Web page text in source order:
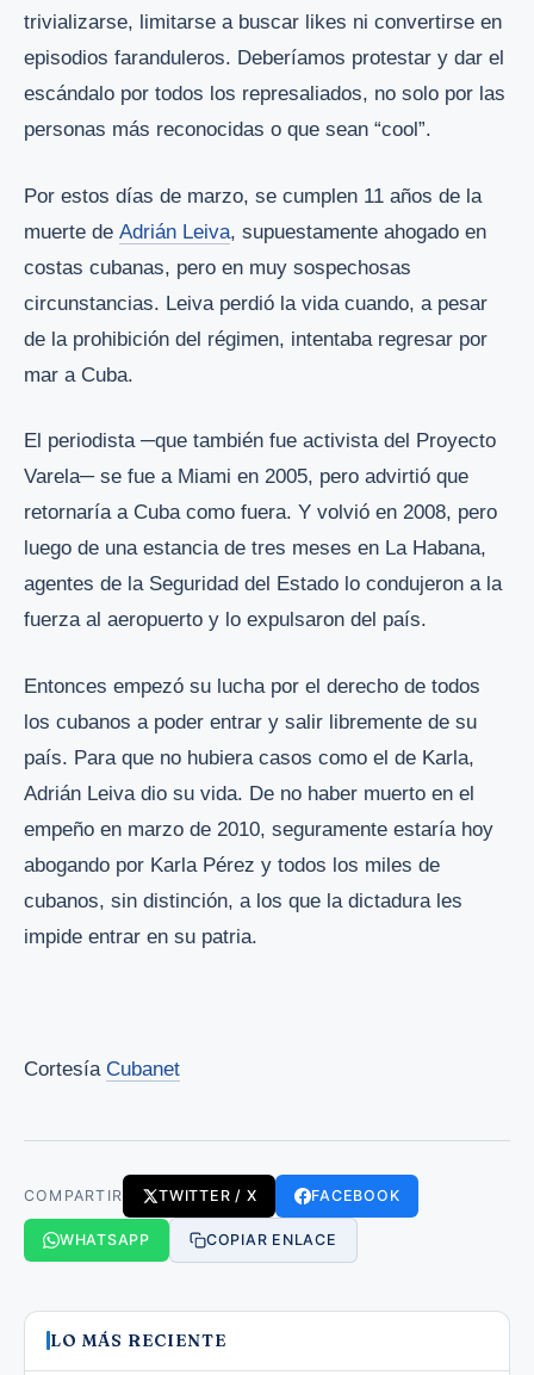
trivializarse, limitarse a buscar likes ni convertirse en
episodios faranduleros. Deberíamos protestar y dar el
escándalo por todos los represaliados, no solo por las
personas más reconocidas o que sean “cool”.
Por estos días de marzo, se cumplen 11 años de la
muerte de Adrián Leiva, supuestamente ahogado en
costas cubanas, pero en muy sospechosas
circunstancias. Leiva perdió la vida cuando, a pesar
de la prohibición del régimen, intentaba regresar por
mar a Cuba.
El periodista ─que también fue activista del Proyecto
Varela─ se fue a Miami en 2005, pero advirtió que
retornaría a Cuba como fuera. Y volvió en 2008, pero
luego de una estancia de tres meses en La Habana,
agentes de la Seguridad del Estado lo condujeron a la
fuerza al aeropuerto y lo expulsaron del país.
Entonces empezó su lucha por el derecho de todos
los cubanos a poder entrar y salir libremente de su
país. Para que no hubiera casos como el de Karla,
Adrián Leiva dio su vida. De no haber muerto en el
empeño en marzo de 2010, seguramente estaría hoy
abogando por Karla Pérez y todos los miles de
cubanos, sin distinción, a los que la dictadura les
impide entrar en su patria.
Cortesía Cubanet
COMPARTIR TWITTER / X FACEBOOK
WHATSAPP COPIAR ENLACE
LO MÁS RECIENTE